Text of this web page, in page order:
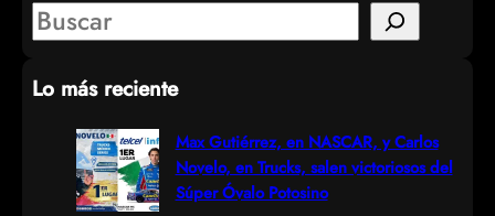
S
a
Lo más reciente
Max Gutiérrez, en NASCAR, y Carlos
Novelo, en Trucks, salen victoriosos del
Súper Óvalo Potosino